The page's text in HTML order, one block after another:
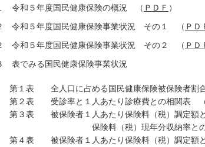
令和５年度国民健康保険の概況 （ ＰＤＦ ）
令和５年度国民健康保険事業状況 その１ （ ＰＤ
令和５年度国民健康保険事業状況 その２ （ ＰＤ
表でみる国民健康保険事業状況
表 全人口に占める国民健康保険被保険者割
表 受診率と１人あたり診療費との相関表
表 被保険者１人あたり保険料（税）調定額
険料（税）現年分収納率との相
表 被保険者１人あたり保険料（税）調定額